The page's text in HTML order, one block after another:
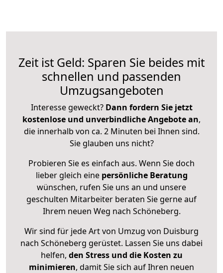
Zeit ist Geld: Sparen Sie beides mit
schnellen und passenden
Umzugsangeboten
Interesse geweckt? Dann fordern Sie jetzt
kostenlose und unverbindliche Angebote an,
die innerhalb von ca. 2 Minuten bei Ihnen sind.
Sie glauben uns nicht?
Probieren Sie es einfach aus. Wenn Sie doch
lieber gleich eine persönliche Beratung
wünschen, rufen Sie uns an und unsere
geschulten Mitarbeiter beraten Sie gerne auf
Ihrem neuen Weg nach Schöneberg.
Wir sind für jede Art von Umzug von Duisburg
nach Schöneberg gerüstet. Lassen Sie uns dabei
helfen, den Stress und die Kosten zu
minimieren, damit Sie sich auf Ihren neuen